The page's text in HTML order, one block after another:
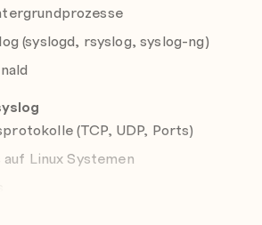
können so die Nachrichten vieler
Drucker oder Switches –
gemeinsam ausgewertet werden.
unverzichtbar für jeden Linux-
(syslogd, rsyslog, syslog-ng)
(TCP, UDP, Ports)
Linux Systemen